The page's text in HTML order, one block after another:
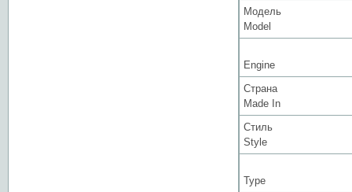
Модель
Model
Engine
Страна
Made In
Стиль
Style
Type